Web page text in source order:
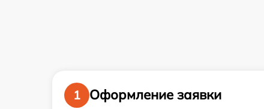
1
Оформление заявки